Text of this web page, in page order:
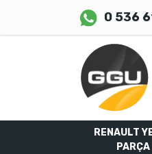
0 536
RENAULT
PARÇA